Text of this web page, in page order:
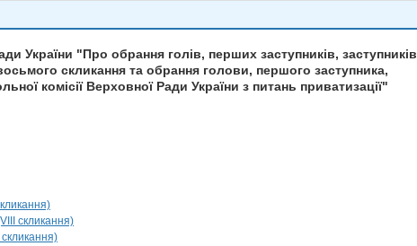
України "Про обрання голів, перших заступників, заступників
скликання та обрання голови, першого заступника,
комісії Верховної Ради України з питань приватизації"
скликання)